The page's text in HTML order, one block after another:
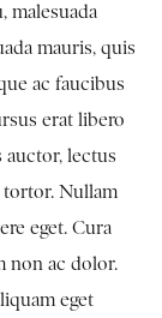
malesuada
mauris, quis
ac faucibus
erat libero
auctor, lectus
tortor. Nullam
eget. Cura
non ac dolor.
eget